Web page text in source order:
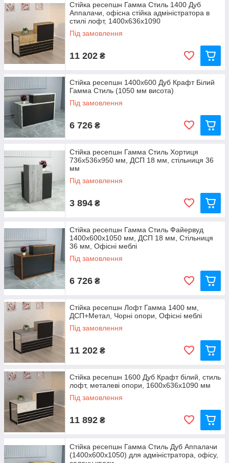
Стійка ресепшн Гамма Стиль 1400 Дуб
Аппалачи, офісна стійка адміністратора в
стилі лофт, 1400x636x1090
Під замовлення
11 202 ₴
Стійка ресепшн 1400х600 Дуб Крафт Білий
Гамма Стиль (1050 мм висота)
Під замовлення
6 726 ₴
Стійка ресепшн Гамма Стиль Хортиця
736x536x950 мм, ДСП 18 мм, стільниця 36
мм
Під замовлення
3 894 ₴
Стійка ресепшн Гамма Стиль Файервуд
1400x600x1050 мм, ДСП 18 мм, Стільниця
36 мм, Офісні меблі
Під замовлення
6 726 ₴
Стійка ресепшн Лофт Гамма 1400 мм,
ДСП+Метал, Чорні опори, Офісні меблі
Під замовлення
11 202 ₴
Стійка ресепшн 1600 Дуб Крафт білий, стиль
лофт, металеві опори, 1600x636x1090 мм
Під замовлення
11 892 ₴
Стійка ресепшн Гамма Стиль Дуб Аппалачи
(1400x600x1050) для адміністратора, офісу,